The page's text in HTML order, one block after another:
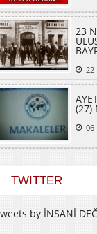
23
(27)
TWITTER
Tweets by İNSANİ